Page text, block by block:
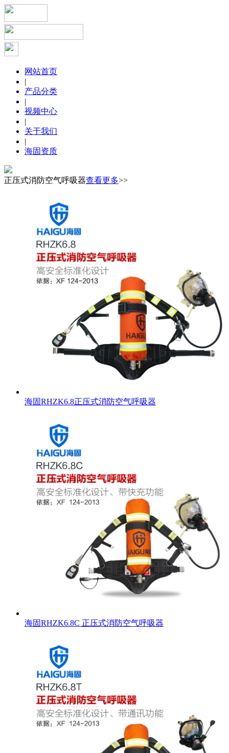
网站首页
|
产品分类
|
视频中心
|
关于我们
|
海固资质
正压式消防空气呼吸器查看更多>>
海固RHZK6.8正压式消防空气呼吸器
海固RHZK6.8C 正压式消防空气呼吸器